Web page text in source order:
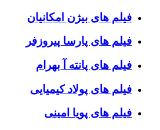
فیلم های بیژن امکانیان
فیلم های پارسا پیروزفر
فیلم های پانته آ بهرام
فیلم های پولاد کیمیایی
فیلم های پویا امینی